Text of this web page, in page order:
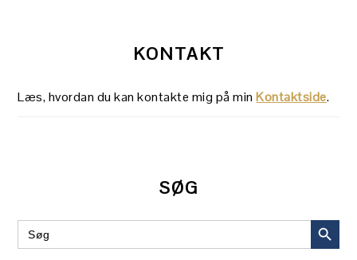
KONTAKT
Læs, hvordan du kan kontakte mig på minKontaktside.
SØG
Search
for:
SEARCH